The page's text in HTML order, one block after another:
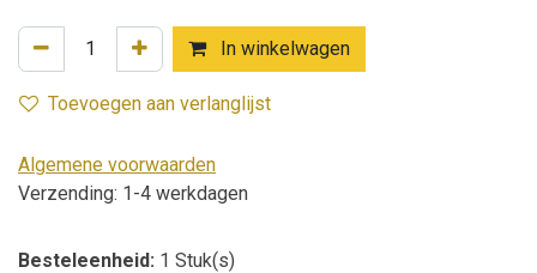
In winkelwagen
Toevoegen aan verlanglijst
Algemene voorwaarden
Verzending: 1-4 werkdagen
Besteleenheid: 1 Stuk(s)